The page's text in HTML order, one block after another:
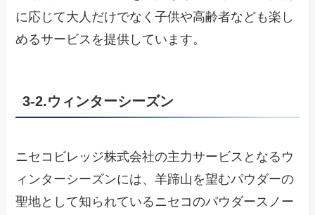
に応じて大人だけでなく子供や高齢者なども楽し
めるサービスを提供しています。
3-2.ウィンターシーズン
ニセコビレッジ株式会社の主力サービスとなるウ
ィンターシーズンには、羊蹄山を望むパウダーの
聖地として知られているニセコのパウダースノー